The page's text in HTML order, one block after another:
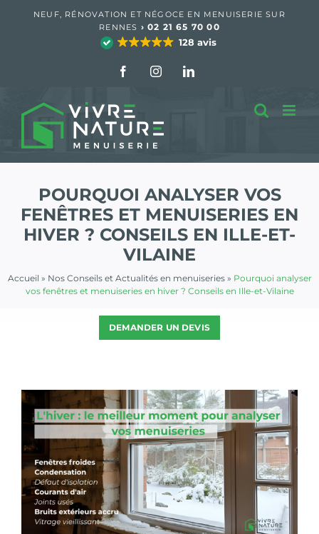
NEUF, RÉNOVATION ET NÉGOCE EN MENUISERIE SUR
RENNES › 02 21 65 70 00
128 avis
FacebookInstagramLinkedIn
POURQUOI ANALYSER VOS
FENÊTRES ET MENUISERIES EN
HIVER ? CONSEILS EN ILLE-ET-
VILAINE
Accueil » Nos Conseils et Actualités en menuiseries» Pourquoi analyser
vos fenêtres et menuiseries en hiver ? Conseils en Ille-et-Vilaine
DEMANDER UN DEVIS
Voir
l'image
agrandie